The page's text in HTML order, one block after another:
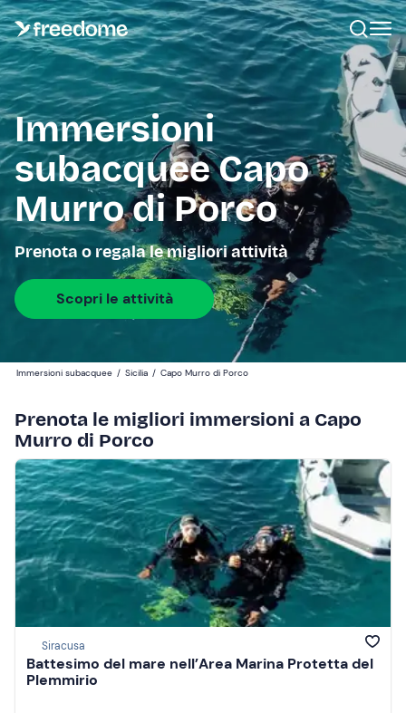
Immersioni
subacquee Capo
Murro di Porco
Prenota o regala le migliori attività
Scopri le attività
Immersioni subacquee / Sicilia / Capo Murro di Porco
Prenota le migliori immersioni a Capo
Murro di Porco
Siracusa
Battesimo del mare nell’Area Marina Protetta del
Plemmirio